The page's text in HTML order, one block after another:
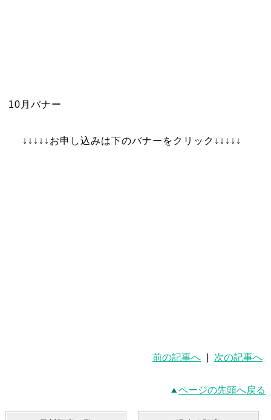
10月バナー
↓↓↓↓↓お申し込みは下のバナーをクリック↓↓↓↓↓
前の記事へ 次の記事へ
ページの先頭へ戻る
最新記事一覧